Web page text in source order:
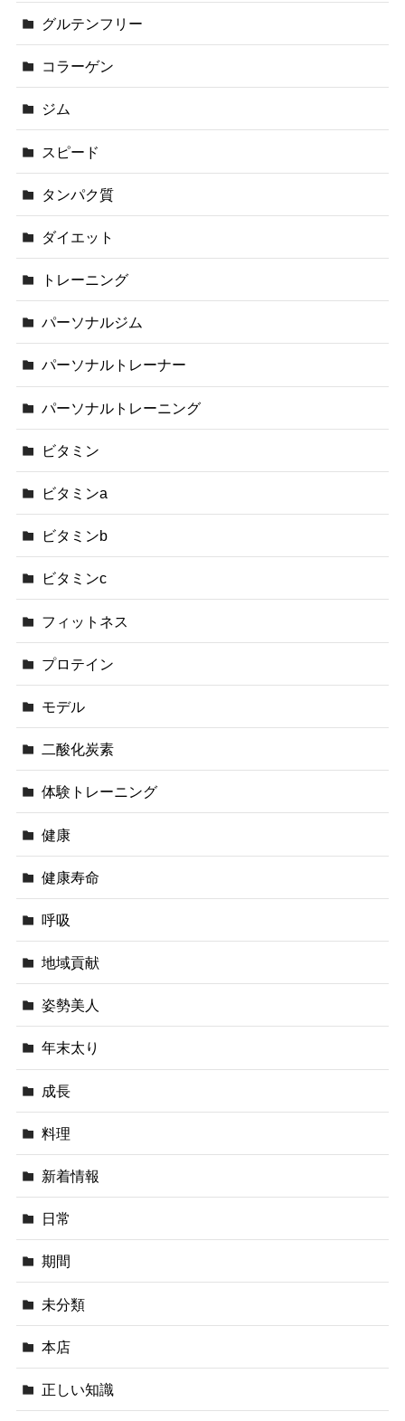
グルテンフリー
コラーゲン
ジム
スピード
タンパク質
ダイエット
トレーニング
パーソナルジム
パーソナルトレーナー
パーソナルトレーニング
ビタミン
ビタミンa
ビタミンb
ビタミンc
フィットネス
プロテイン
モデル
二酸化炭素
体験トレーニング
健康
健康寿命
呼吸
地域貢献
姿勢美人
年末太り
成長
料理
新着情報
日常
期間
未分類
本店
正しい知識